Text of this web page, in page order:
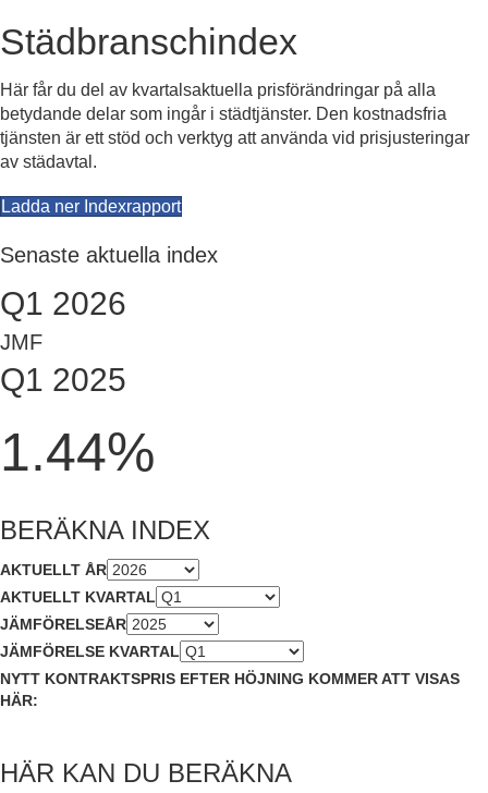
Städbranschindex
Här får du del av kvartalsaktuella prisförändringar på alla
betydande delar som ingår i städtjänster. Den kostnadsfria
tjänsten är ett stöd och verktyg att använda vid prisjusteringar
av städavtal.
Ladda ner Indexrapport(
p
e
Senaste aktuella index
Q1 2026
JMF
Q1 2025
1.44%
BERÄKNA INDEX
AKTUELLT ÅR
AKTUELLT KVARTAL
JÄMFÖRELSEÅR
JÄMFÖRELSE KVARTAL
NYTT KONTRAKTSPRIS EFTER HÖJNING KOMMER ATT VISAS
HÄR:
HÄR KAN DU BERÄKNA